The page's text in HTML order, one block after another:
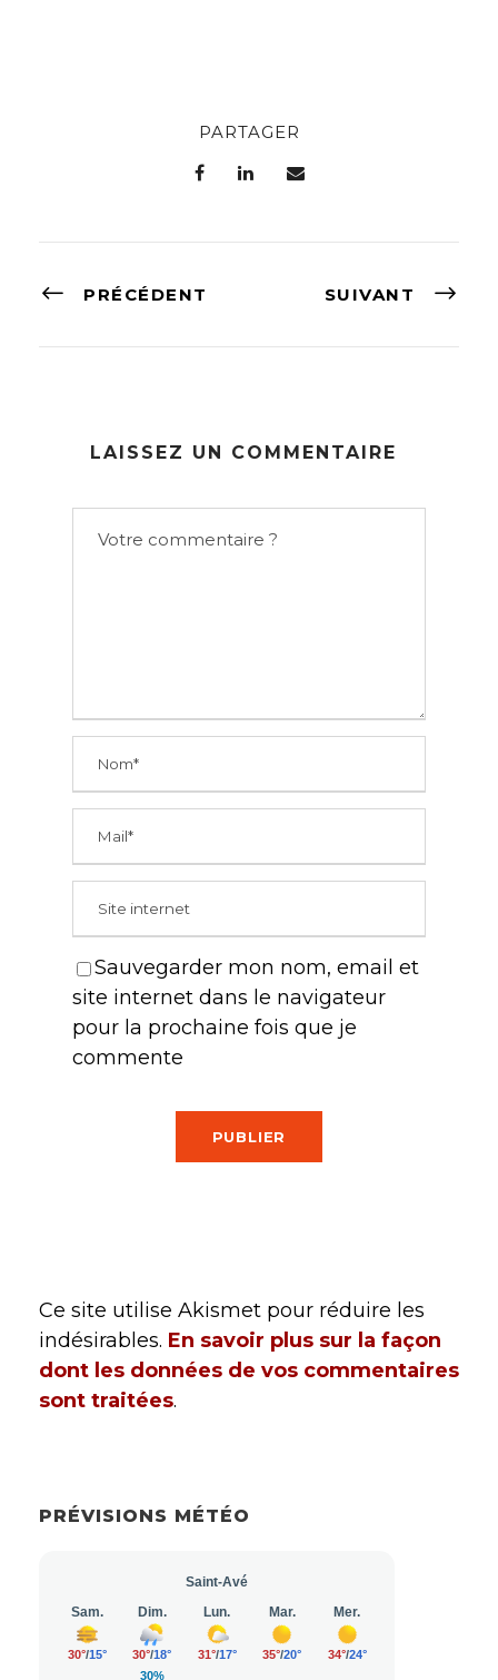
PARTAGER
PRÉCÉDENT SUIVANT
LAISSEZ UN COMMENTAIRE
Sauvegarder mon nom, email et
site internet dans le navigateur
pour la prochaine fois que je
commente
Ce site utilise Akismet pour réduire les
indésirables. En savoir plus sur la façon
dont les données de vos commentaires
sont traitées.
PRÉVISIONS MÉTÉO